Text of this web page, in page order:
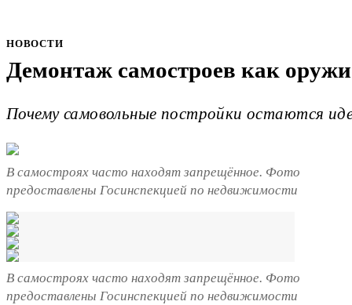
НОВОСТИ
Демонтаж самостроев как
Почему самовольные постройки остаются
В самостроях часто находят запрещённое. Фото
предоставлены Госинспекцией по недвижимости
В самостроях часто находят запрещённое. Фото
предоставлены Госинспекцией по недвижимости